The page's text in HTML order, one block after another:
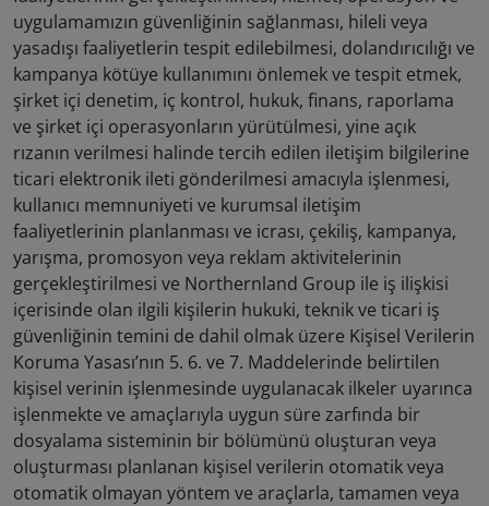
uygulamamızın güvenliğinin sağlanması, hileli veya
yasadışı faaliyetlerin tespit edilebilmesi, dolandırıcılığı ve
kampanya kötüye kullanımını önlemek ve tespit etmek,
şirket içi denetim, iç kontrol, hukuk, finans, raporlama
ve şirket içi operasyonların yürütülmesi, yine açık
rızanın verilmesi halinde tercih edilen iletişim bilgilerine
ticari elektronik ileti gönderilmesi amacıyla işlenmesi,
kullanıcı memnuniyeti ve kurumsal iletişim
faaliyetlerinin planlanması ve icrası, çekiliş, kampanya,
yarışma, promosyon veya reklam aktivitelerinin
gerçekleştirilmesi ve Northernland Group ile iş ilişkisi
içerisinde olan ilgili kişilerin hukuki, teknik ve ticari iş
güvenliğinin temini de dahil olmak üzere Kişisel Verilerin
Koruma Yasası’nın 5. 6. ve 7. Maddelerinde belirtilen
kişisel verinin işlenmesinde uygulanacak ilkeler uyarınca
işlenmekte ve amaçlarıyla uygun süre zarfında bir
dosyalama sisteminin bir bölümünü oluşturan veya
oluşturması planlanan kişisel verilerin otomatik veya
otomatik olmayan yöntem ve araçlarla, tamamen veya